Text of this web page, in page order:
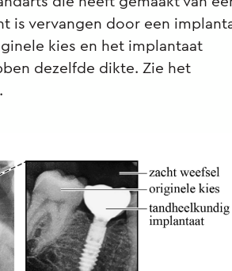
is vervangen door een
kies en het implantaat
dezelfde dikte. Zie het